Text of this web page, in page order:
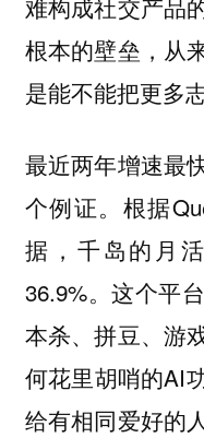
根本的壁垒，从
是能不能把更多
最近两年增速最
个例证。根据
据，千岛的月
36.9%。这个平
本杀、拼豆、游
何花里胡哨的AI
给有相同爱好的